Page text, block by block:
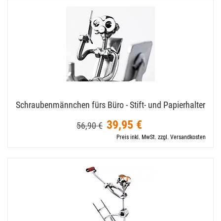
Schraubenmännchen fürs Büro - Stift- und Papierhalter
56,90 € 39,95 €
Preis inkl. MwSt. zzgl. Versandkosten